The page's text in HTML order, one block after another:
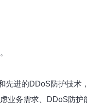
进的DDoS防护技术
务需求、DDoS防护